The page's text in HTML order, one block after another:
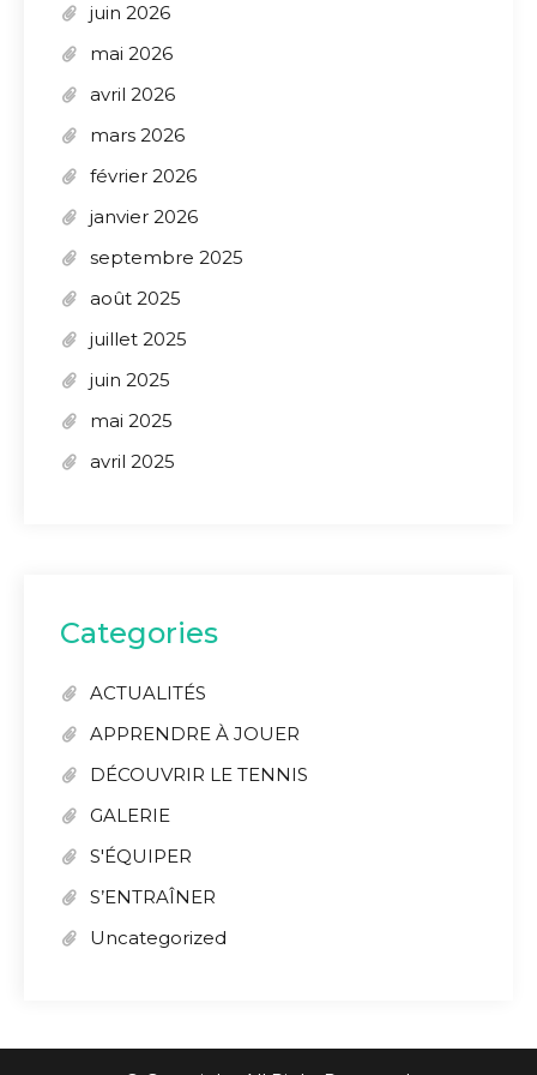
juin 2026
mai 2026
avril 2026
mars 2026
février 2026
janvier 2026
septembre 2025
août 2025
juillet 2025
juin 2025
mai 2025
avril 2025
Categories
ACTUALITÉS
APPRENDRE À JOUER
DÉCOUVRIR LE TENNIS
GALERIE
S'ÉQUIPER
S’ENTRAÎNER
Uncategorized